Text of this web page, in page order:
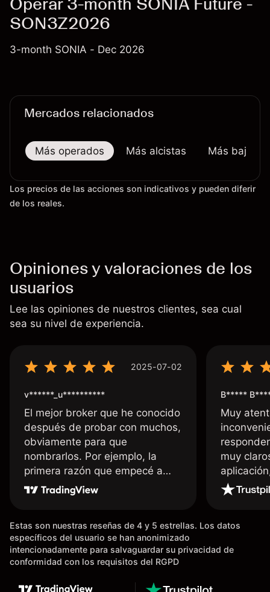
SON3Z2026
3-month SONIA - Dec 2026
Mercados relacionados
Más operados Más alcistas Más bajistas
Los precios de las acciones son indicativos y pueden diferir
de los reales.
Opiniones y valoraciones de los
usuarios
Lee las opiniones de nuestros clientes, sea cual
sea su nivel de experiencia.
2025-07-02
v******_u**********
El mejor broker que he conocido
después de probar con muchos,
obviamente para que
nombrarlos. Por ejemplo, la
primera razón que empecé a
usar Capital fue la llegada de mi
existentes en el mercado que
tardan días o tienen mucha
burocracia; y la segunda razón,
hecho de operar en un mercado
B*****
Muy
muy
Estas son nuestras reseñas de 4 y 5 estrellas. Los datos
específicos del usuario se han anonimizado
intencionadamente para salvaguardar su privacidad de
conformidad con los requisitos del RGPD